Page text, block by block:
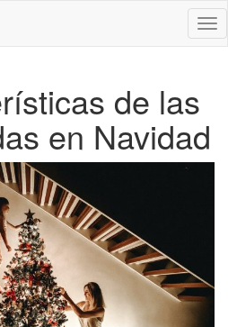
de las
en Navidad